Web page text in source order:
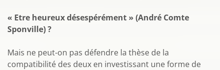
« Etre heureux désespérément » (André Comte
Sponville) ?
Mais ne peut-on pas défendre la thèse de la
compatibilité des deux en investissant une forme de